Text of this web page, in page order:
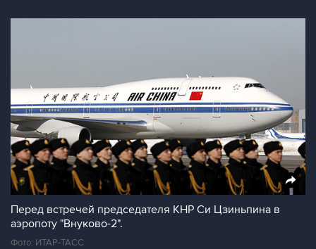
Перед встречей председателя КНР Си Цзиньпина в
аэропоту "Внуково-2".
Фото: ИТАР-ТАСС